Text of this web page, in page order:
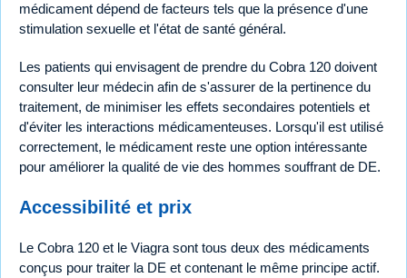
médicament dépend de facteurs tels que la présence d'une
stimulation sexuelle et l'état de santé général.
Les patients qui envisagent de prendre du Cobra 120 doivent
consulter leur médecin afin de s'assurer de la pertinence du
traitement, de minimiser les effets secondaires potentiels et
d'éviter les interactions médicamenteuses. Lorsqu'il est utilisé
correctement, le médicament reste une option intéressante
pour améliorer la qualité de vie des hommes souffrant de DE.
Accessibilité et prix
Le Cobra 120 et le Viagra sont tous deux des médicaments
conçus pour traiter la DE et contenant le même principe actif.